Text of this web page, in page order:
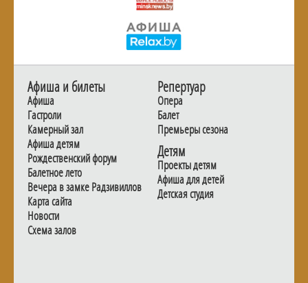
Афиша и билеты
Афиша
Гастроли
Камерный зал
Афиша детям
Рождественский форум
Балетное лето
Вечера в замке Радзивиллов
Карта сайта
Новости
Схема залов
Репертуар
Опера
Балет
Премьеры сезона
Детям
Проекты детям
Афиша для детей
Детская студия